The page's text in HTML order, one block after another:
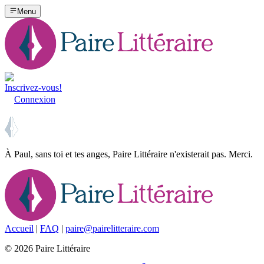
Menu
Inscrivez-vous!
Connexion
À Paul, sans toi et tes anges, Paire Littéraire n'existerait pas. Merci.
Accueil | FAQ | paire@pairelitteraire.com
© 2026 Paire Littéraire